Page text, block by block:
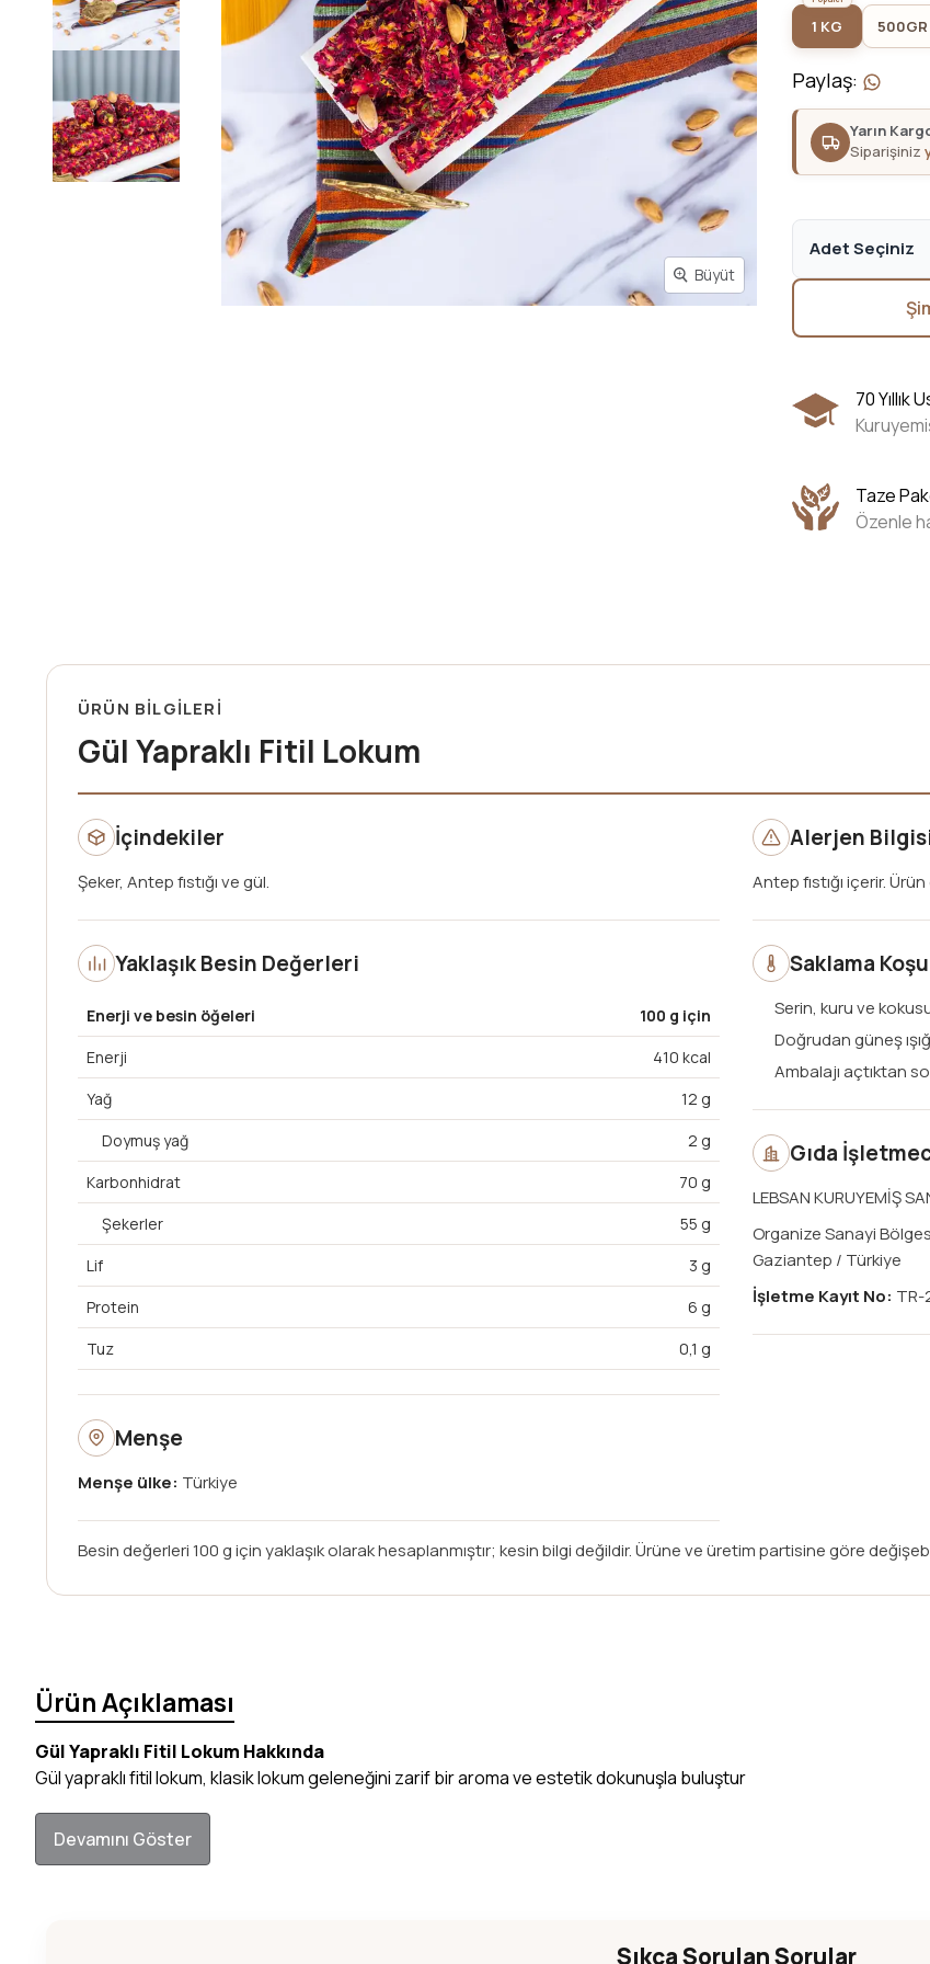
Büyüt
1 KG 500GR
Paylaş:
Yarın
Siparişiniz
Adet Seçiniz
70 Yıllık
Taze
Özenle
ÜRÜN BİLGİLERİ
Gül Yapraklı Fitil Lokum
İçindekiler
Şeker, Antep fıstığı ve gül.
Yaklaşık Besin Değerleri
Enerji ve besin öğeleri
100 g için
Enerji
410 kcal
Yağ
12 g
Doymuş yağ
2 g
Karbonhidrat
70 g
Şekerler
55 g
Lif
3 g
Protein
6 g
Tuz
0,1 g
Menşe
Menşe ülke: Türkiye
Alerjen
Antep fıstığı içerir.
Saklama
Serin, kuru ve
Doğrudan güneş
Ambalajı açtıktan
Gıda
LEBSAN KURUYEMİŞ
Organize Sanayi
Gaziantep / Türkiye
İşletme Kayıt No: TR-
Besin değerleri 100 g için yaklaşık olarak hesaplanmıştır; kesin bilgi değildir. Ürüne ve üretim partisine göre
Ürün Açıklaması
Gül Yapraklı Fitil Lokum Hakkında
Gül yapraklı fitil lokum, klasik lokum geleneğini zarif bir aroma ve estetik dokunuşla buluştur
Devamını Göster
Sıkça Sorulan Sorular